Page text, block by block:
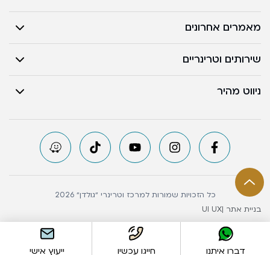
מאמרים אחרונים
שירותים וטרינריים
ניווט מהיר
כל הזכויות שמורות למרכז וטרינרי ״גולדן״ 2026
בניית אתר |UI UX
דברו איתנו חייגו עכשיו ייעוץ אישי